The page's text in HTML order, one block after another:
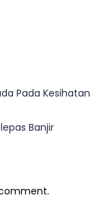
Pada Kesihatan
Banjir